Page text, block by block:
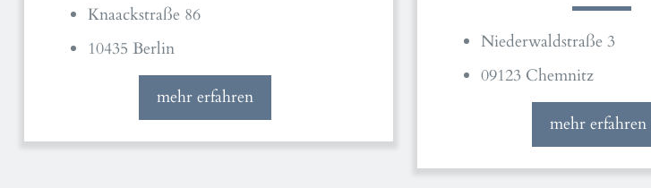
Knaackstraße 86
10435 Berlin
mehr erfahren
Niederwaldstraße 3
09123 Chemnitz
mehr erfahren